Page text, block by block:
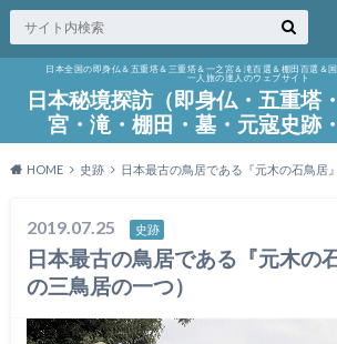
日本全国の即身仏＆五重塔＆三重塔＆一之宮＆滝百選＆棚田百選＆
一人旅の達人のウェブサイト
日本秘境探訪（即身仏・五重塔
宮・滝・棚田・墓・元寇史跡
HOME 史跡 日本最古の鳥居である『元木の石鳥居
2019.07.25 史跡
日本最古の鳥居である『元木の
の三鳥居の一つ）